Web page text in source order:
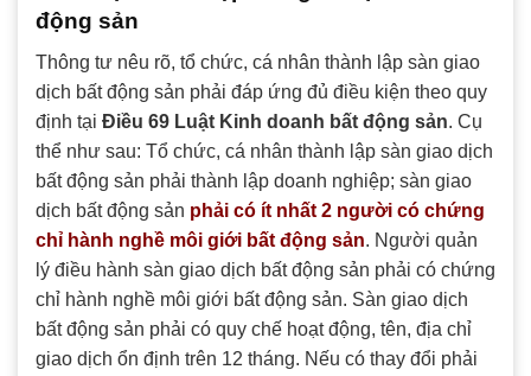
động sản
Thông tư nêu rõ, tổ chức, cá nhân thành lập sàn giao
dịch bất động sản phải đáp ứng đủ điều kiện theo quy
định tại Điều 69 Luật Kinh doanh bất động sản. Cụ
thể như sau: Tổ chức, cá nhân thành lập sàn giao dịch
bất động sản phải thành lập doanh nghiệp; sàn giao
dịch bất động sản phải có ít nhất 2 người có chứng
chỉ hành nghề môi giới bất động sản. Người quản
lý điều hành sàn giao dịch bất động sản phải có chứng
chỉ hành nghề môi giới bất động sản. Sàn giao dịch
bất động sản phải có quy chế hoạt động, tên, địa chỉ
giao dịch ổn định trên 12 tháng. Nếu có thay đổi phải